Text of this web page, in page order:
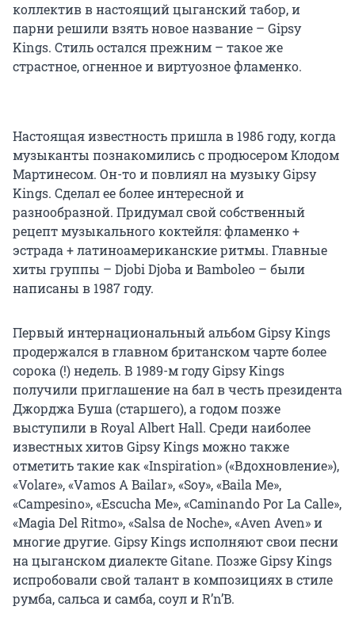
коллектив в настоящий цыганский табор, и
парни решили взять новое название – Gipsy
Kings. Стиль остался прежним – такое же
страстное, огненное и виртуозное фламенко.
Настоящая известность пришла в 1986 году, когда
музыканты познакомились с продюсером Клодом
Мартинесом. Он-то и повлиял на музыку Gipsy
Kings. Сделал ее более интересной и
разнообразной. Придумал свой собственный
рецепт музыкального коктейля: фламенко +
эстрада + латиноамериканские ритмы. Главные
хиты группы – Djobi Djoba и Bamboleo – были
написаны в 1987 году.
Первый интернациональный альбом Gipsy Kings
продержался в главном британском чарте более
сорока (!) недель. В 1989-м году Gipsy Kings
получили приглашение на бал в честь президента
Джорджа Буша (старшего), а годом позже
выступили в Royal Albert Hall. Среди наиболее
известных хитов Gipsy Kings можно также
отметить такие как «Inspiration» («Вдохновление»),
«Volare», «Vamos A Bailar», «Soy», «Baila Me»,
«Campesino», «Escucha Me», «Caminando Por La Calle»,
«Magia Del Ritmo», «Salsa de Noche», «Aven Aven» и
многие другие. Gipsy Kings исполняют свои песни
на цыганском диалекте Gitane. Позже Gipsy Kings
испробовали свой талант в композициях в стиле
румба, сальса и самба, соул и R’n’B.